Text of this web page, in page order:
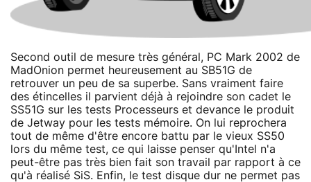
Second outil de mesure très général, PC Mark 2002 de
MadOnion permet heureusement au SB51G de
retrouver un peu de sa superbe. Sans vraiment faire
des étincelles il parvient déjà à rejoindre son cadet le
SS51G sur les tests Processeurs et devance le produit
de Jetway pour les tests mémoire. On lui reprochera
tout de même d'être encore battu par le vieux SS50
lors du même test, ce qui laisse penser qu'Intel n'a
peut-être pas très bien fait son travail par rapport à ce
qu'à réalisé SiS. Enfin, le test disque dur ne permet pas